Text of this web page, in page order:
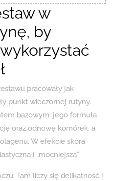
w
by
pracowały jak
punkt wieczornej rutyny.
bazowym: jego formuła
oraz odnowę komórek, a
W efekcie skóra
i „mocniejszą”.
Tam liczy się delikatność i